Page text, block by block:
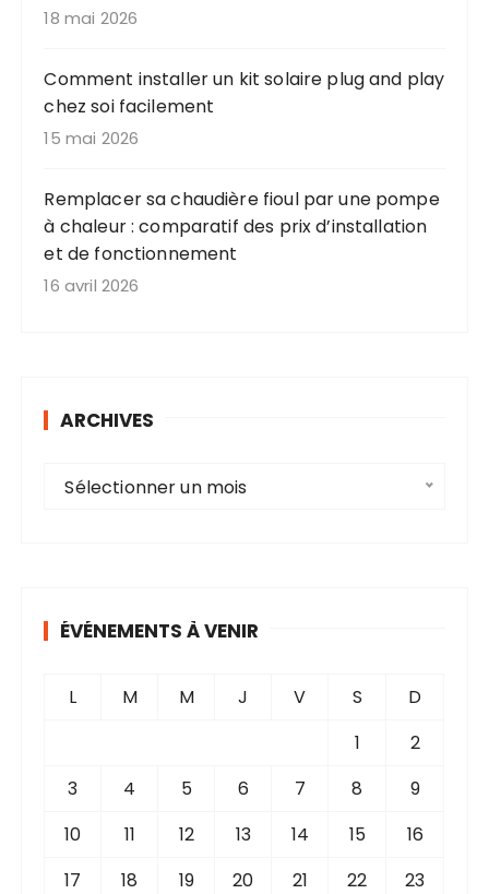
18 mai 2026
Comment installer un kit solaire plug and play
chez soi facilement
15 mai 2026
Remplacer sa chaudière fioul par une pompe
à chaleur : comparatif des prix d’installation
et de fonctionnement
16 avril 2026
ARCHIVES
e
Sélectionner un mois
ÉVÉNEMENTS À VENIR
L M M J V S
D
1
2
3
4 5 6 7 8
9
10
11 12 13 14 15
16
17
18 19 20 21 22
23